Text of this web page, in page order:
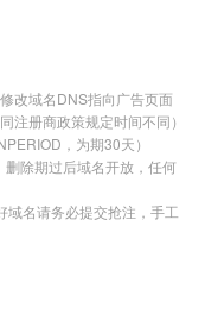
改域名DNS指向广告页面
注册商政策规定时间不同）
，为期30天）
除期过后域名开放，任何
域名请务必提交抢注，手工